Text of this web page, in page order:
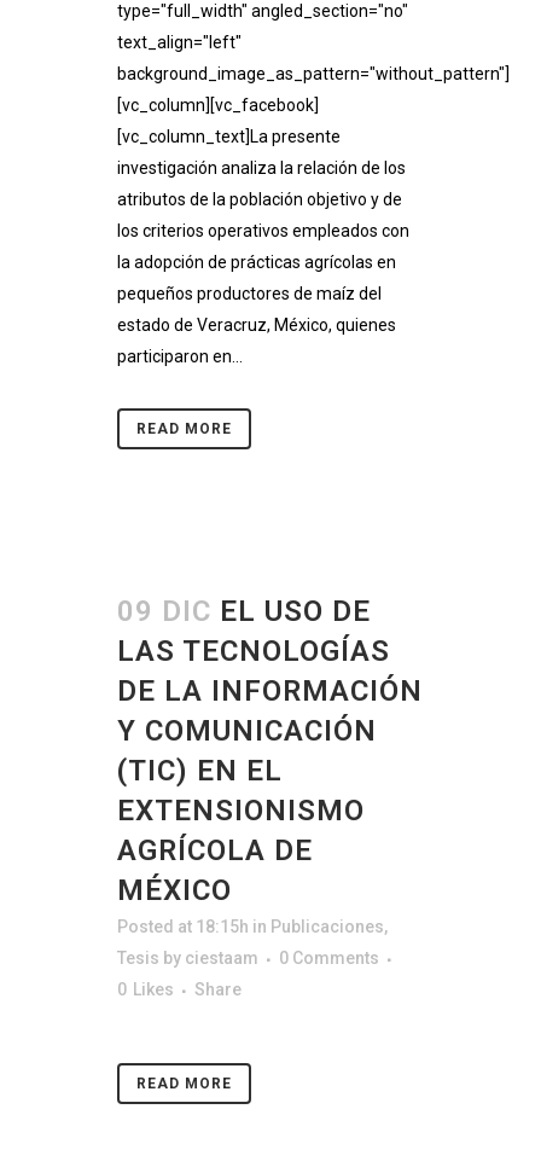
type="full_width" angled_section="no"
text_align="left"
background_image_as_pattern="without_pattern"]
[vc_column][vc_facebook]
[vc_column_text]La presente
investigación analiza la relación de los
atributos de la población objetivo y de
los criterios operativos empleados con
la adopción de prácticas agrícolas en
pequeños productores de maíz del
estado de Veracruz, México, quienes
participaron en...
READ MORE
09 DIC EL USO DE
LAS TECNOLOGÍAS
DE LA INFORMACIÓN
Y COMUNICACIÓN
(TIC) EN EL
EXTENSIONISMO
AGRÍCOLA DE
MÉXICO
Posted at 18:15h in Publicaciones,
Tesis by ciestaam
0 Comments
0 Likes Share
READ MORE